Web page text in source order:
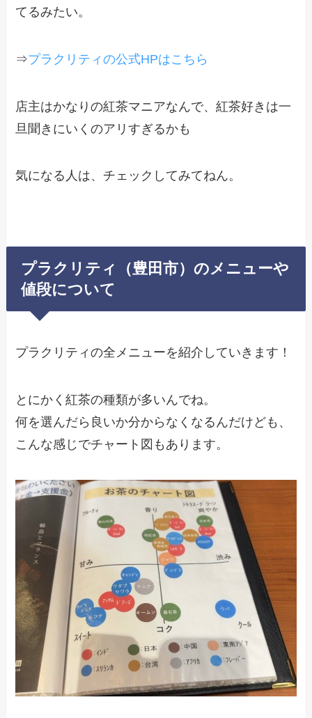
てるみたい。
⇒プラクリティの公式HPはこちら
店主はかなりの紅茶マニアなんで、紅茶好きは一
旦聞きにいくのアリすぎるかも
気になる人は、チェックしてみてねん。
プラクリティ（豊田市）のメニューや
値段について
プラクリティの全メニューを紹介していきます！
とにかく紅茶の種類が多いんでね。
何を選んだら良いか分からなくなるんだけども、
こんな感じでチャート図もあります。